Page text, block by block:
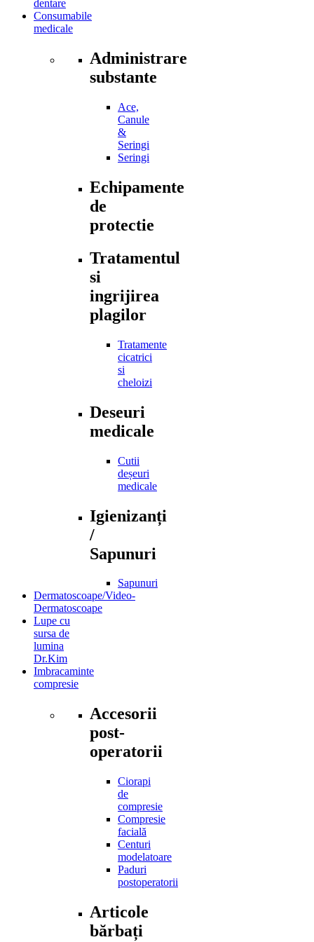
dentare
Consumabile
medicale
Administrare
substante
Ace,
Canule
&
Seringi
Seringi
Echipamente
de
protectie
Tratamentul
si
ingrijirea
plagilor
Tratamente
cicatrici
si
cheloizi
Deseuri
medicale
Cutii
deșeuri
medicale
Igienizanți
/
Sapunuri
Sapunuri
Dermatoscoape/Video-
Dermatoscoape
Lupe cu
sursa de
lumina
Dr.Kim
Imbracaminte
compresie
Accesorii
post-
operatorii
Ciorapi
de
compresie
Compresie
facială
Centuri
modelatoare
Paduri
postoperatorii
Articole
bărbați